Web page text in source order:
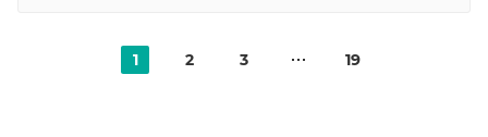
1 2 3 19